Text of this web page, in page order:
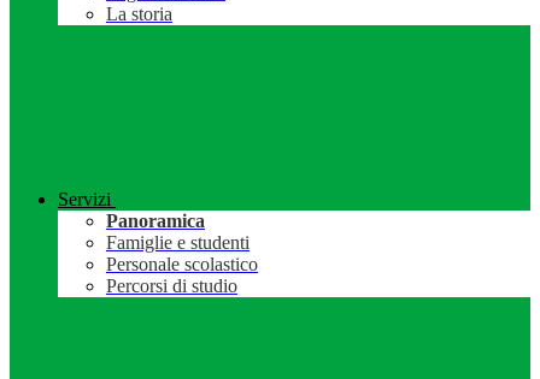
La storia
Servizi
Panoramica
Famiglie e studenti
Personale scolastico
Percorsi di studio